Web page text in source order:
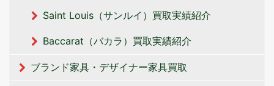
Saint Louis（サンルイ）買取実績紹介
Baccarat（バカラ）買取実績紹介
ブランド家具・デザイナー家具買取